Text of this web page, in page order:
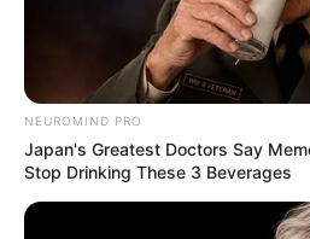
NEUROMIND PRO
Japan's Greatest Doctors Say
Stop Drinking These 3 Beverages